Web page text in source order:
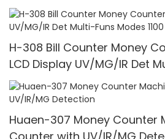
H-308 Bill Counter Money
LCD Display UV/MG/IR Det
1100 Pcs/Mins
Huaen-307 Money Counter